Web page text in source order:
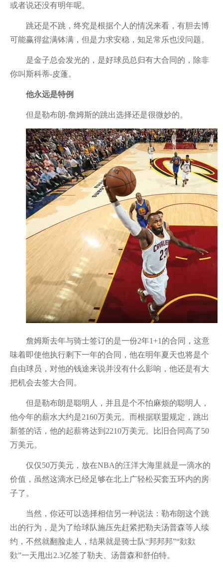
或者说还没有明年呢。
跳还是不跳，终究是根据个人的情况来看，有胆去博
可能赢得盆满钵满，但是力求安稳，知足常乐也没问题。
是金子总会发光的，是好球员总归有大合同的，除非
你叫斯科蒂-皮蓬。
他永远是特例
但是勒布朗-詹姆斯的跳出选择还是很微妙的。
詹姆斯去年与骑士签订的是一份2年1+1的合同，这意
味着即使他执行剩下一年的合同，他在明年夏天也将是个
自由球员，对他的钱途来说并没有什么影响，他还是有大
把机会去签大合同。
但是勒布朗是聪明人，并且是个不怕麻烦的聪明人，
他今年的薪水大约是2160万美元。而根据联盟规定，跳出
新签的话，他的起薪将达到2210万美元。比旧合同高了50
万美元。
仅仅50万美元，放在NBA的汪洋大海里就是一滴水的
价值，虽然这滴水已经足够在北上广轻松买套五环内的房
子了。
当然，你还可以选择相信另一种说法：勒布朗这个跳
出的行为，是为了给球队施压先赶紧把勒夫汤普森等人续
约，不然就翻脸走人，结果就是骑士队“邦邦邦”“欻欻
欻”一天甩出2.3亿签了勒夫、汤普森和舒伯特。